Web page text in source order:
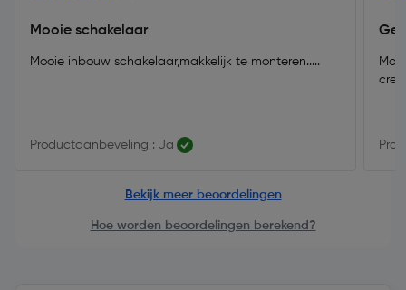
Mooie schakelaar
Mooie inbouw schakelaar,makkelijk te monteren.....
Productaanbeveling : Ja
Bekijk meer beoordelingen
Hoe worden beoordelingen berekend?